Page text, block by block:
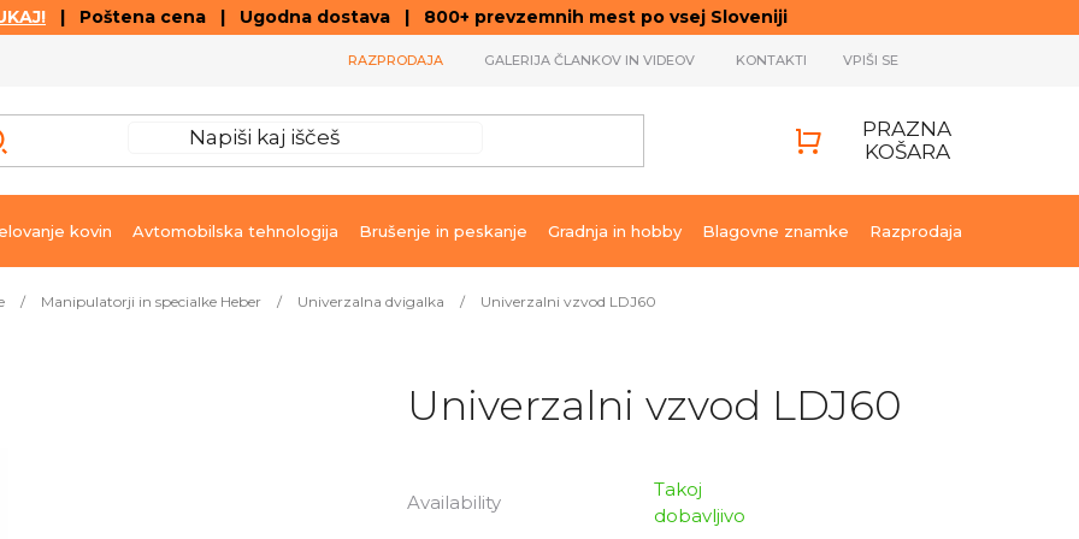
| Poštena cena | Ugodna dostava | 800+ prevzemnih mest po vsej Sloveniji
RAZPRODAJA GALERIJA ČLANKOV IN VIDEOV KONTAKTI VPIŠI SE
CART
PRAZNA
KOŠARA
kovin Avtomobilska tehnologija Brušenje in peskanje Gradnja in hobby Blagovne znamke Razprodaja
/ Manipulatorji in specialke Heber / Univerzalna dvigalka / Univerzalni vzvod LDJ60
Univerzalni vzvod LDJ60
Availability
Takoj
dobavljivo